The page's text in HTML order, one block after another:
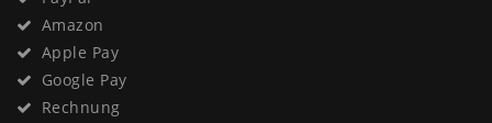
Amazon
Apple Pay
Google Pay
Rechnung